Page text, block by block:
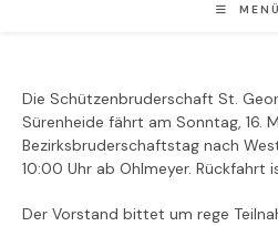
MENÜ
Die Schützenbruderschaft St.
Sürenheide fährt am Sonntag, 16.
Bezirksbruderschaftstag nach
10:00 Uhr ab Ohlmeyer. Rückfahrt
Der Vorstand bittet um rege